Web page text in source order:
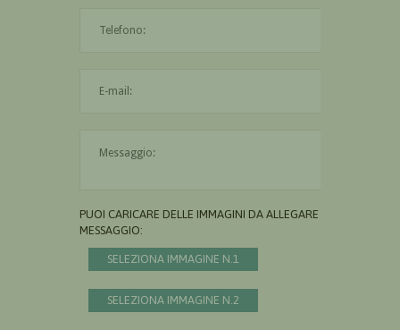
PUOI CARICARE DELLE IMMAGINI DA ALLEGARE AL
MESSAGGIO:
SELEZIONA IMMAGINE N.1
SELEZIONA IMMAGINE N.2